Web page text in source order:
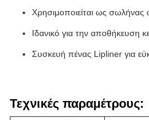
Χρησιμοποιείται ως σωλήνας
Ιδανικό για την αποθήκευση
Συσκευή πένας Lipliner για
Τεχνικές παραμέτρους: